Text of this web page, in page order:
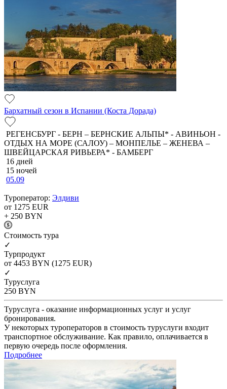
Бархатный сезон в Испании (Коста Дорада)
РЕГЕНСБУРГ - БЕРН – БЕРНСКИЕ АЛЬПЫ* - АВИНЬОН -
ОТДЫХ НА МОРЕ (САЛОУ) – МОНПЕЛЬЕ – ЖЕНЕВА –
ШВЕЙЦАРСКАЯ РИВЬЕРА* - БАМБЕРГ
16 дней
15 ночей
05.09
Туроператор: Элдиви
от 1275 EUR
+ 250 BYN
Cтоимость тура
✓
Турпродукт
от 4453 BYN (1275 EUR)
✓
Туруслуга
250 BYN
Туруслуга - оказание информационных услуг и услуг
бронирования.
У некоторых туроператоров в стоимость туруслуги входит
транспортное обслуживание. Как правило, оплачивается в
первую очередь после оформления.
Подробнее